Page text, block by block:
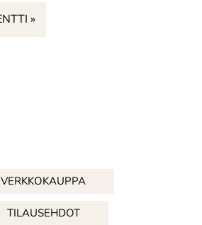
VERKKOKAUPPA
TILAUSEHDOT